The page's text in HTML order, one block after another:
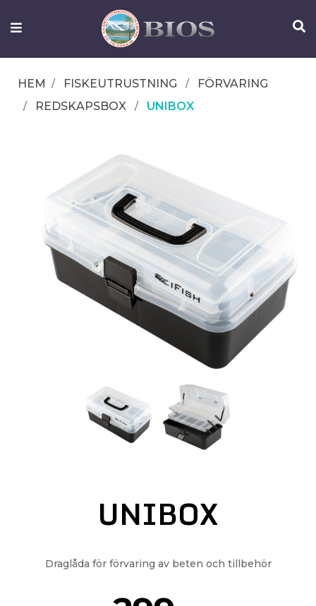
FISKEUTRUSTNING
OM
IFISH
HEM FISKEUTRUSTNING
FÖRVARING
REDSKAPSBOX
UNIBOX
UNIBOX
Draglåda för förvaring av beten och tillbehör